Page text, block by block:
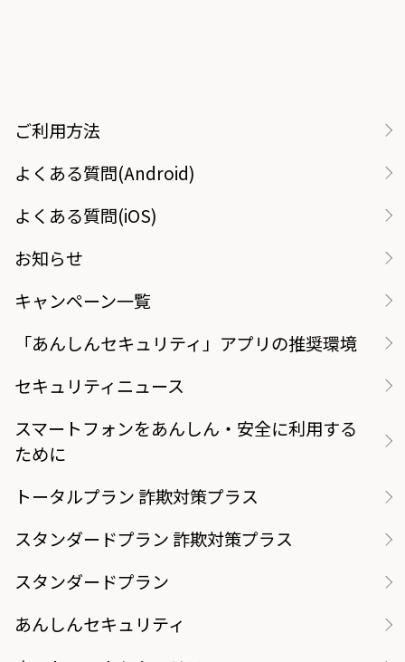
ご利用方法
よくある質問(Android)
よくある質問(iOS)
お知らせ
キャンペーン一覧
「あんしんセキュリティ」アプリの推奨環境
セキュリティニュース
スマートフォンをあんしん・安全に利用する
ために
トータルプラン 詐欺対策プラス
スタンダードプラン 詐欺対策プラス
スタンダードプラン
あんしんセキュリティ